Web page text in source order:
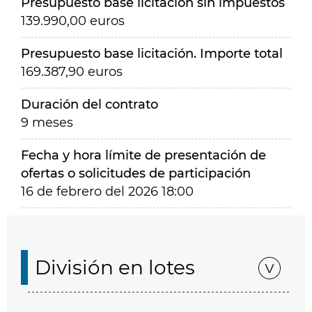
139.990,00 euros
Presupuesto base licitación. Importe total
169.387,90 euros
Duración del contrato
9 meses
Fecha y hora límite de presentación de
ofertas o solicitudes de participación
16 de febrero del 2026 18:00
División en lotes